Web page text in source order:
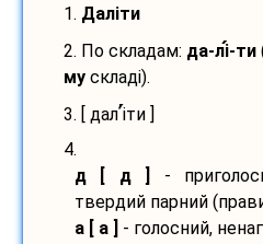
1. Даліти
2. По складам: да-лі-ти
му складі).
3. [ дал’іти ]
4.
д [ д ]
-
твердий парний
а [ а ]
- голосний,